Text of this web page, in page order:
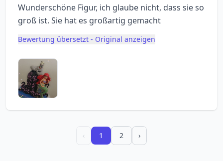
Wunderschöne Figur, ich glaube nicht, dass sie so
groß ist. Sie hat es großartig gemacht
Bewertung übersetzt - Original anzeigen
‹ 1 2 ›